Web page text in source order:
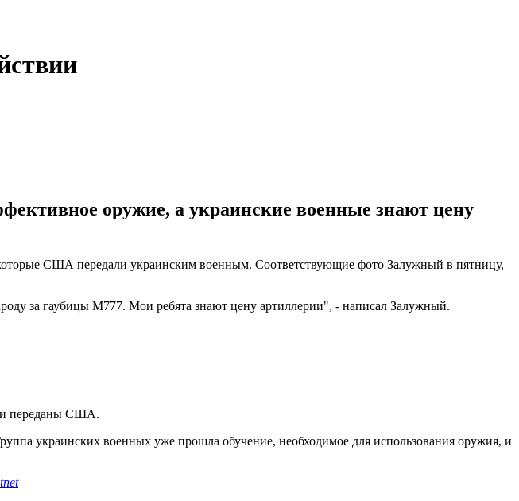
оружие, а украинские военные знают цену
США передали украинским военным. Соответствующие фото Залужный в пятницу,
за гаубицы М777. Мои ребята знают цену артиллерии", - написал Залужный.
переданы США.
украинских военных уже прошла обучение, необходимое для использования оружия, и